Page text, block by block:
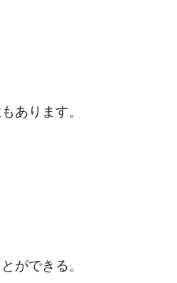
あります。
ができる。